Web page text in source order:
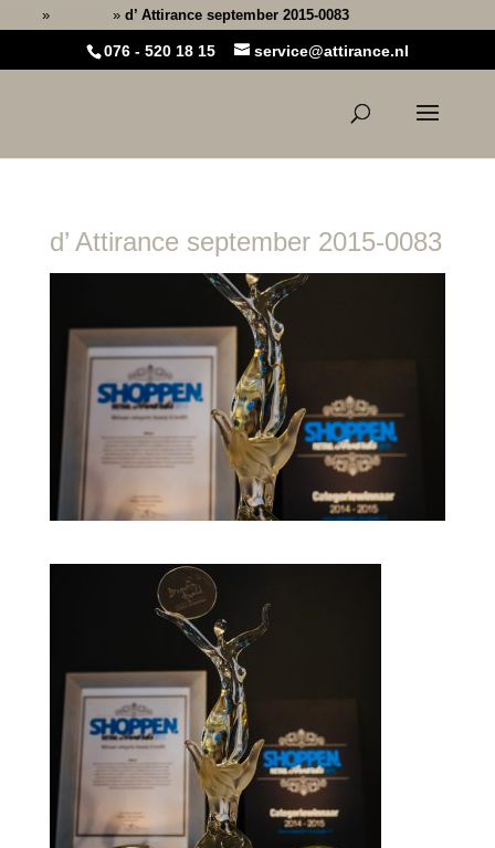
» » d’ Attirance september 2015-0083
076 - 520 18 15 service@attirance.nl
d’ Attirance september 2015-0083